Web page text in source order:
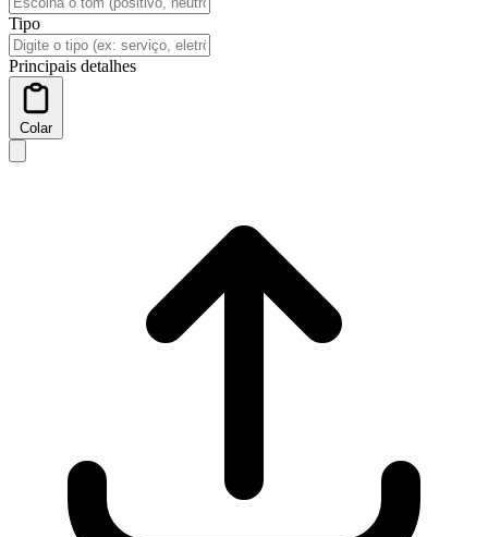
Tipo
Principais detalhes
Colar